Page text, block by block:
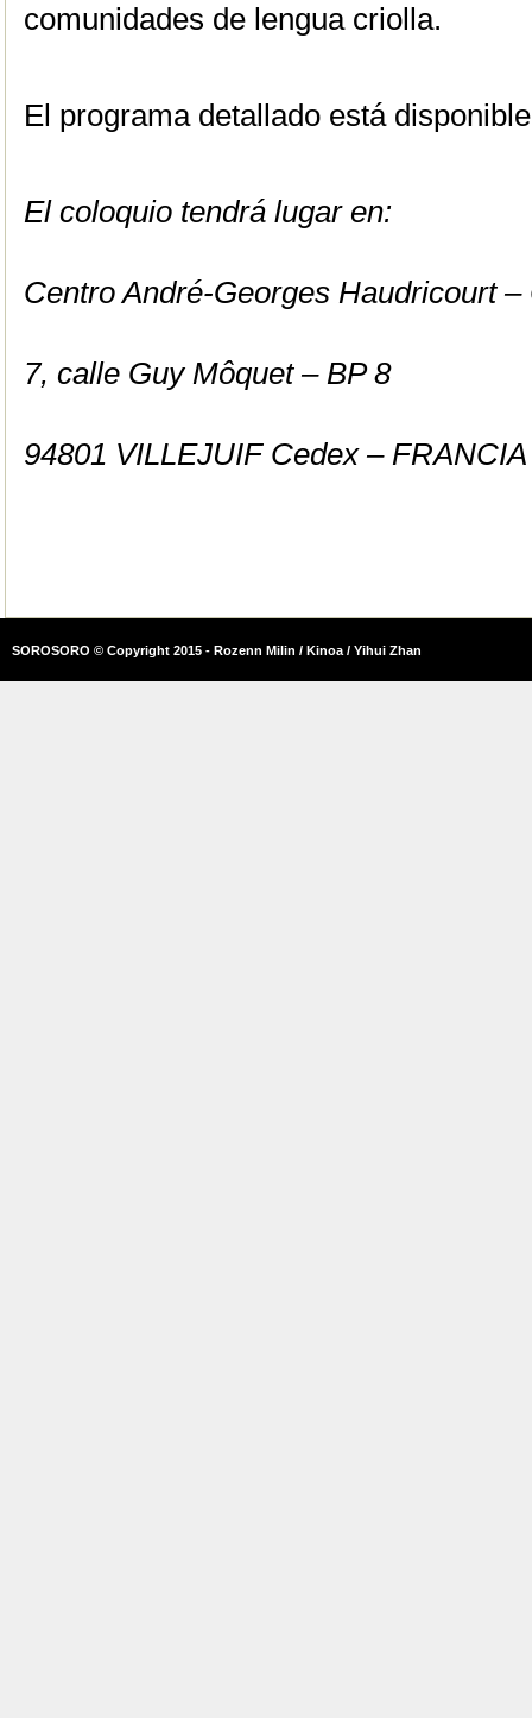
comunidades de lengua criolla.
El programa detallado está
El coloquio tendrá lugar en:
Centro André-Georges Haudricourt
7, calle Guy Môquet – BP 8
94801 VILLEJUIF Cedex – FRANCIA
SOROSORO © Copyright 2015 - Rozenn Milin / Kinoa / Yihui Zhan